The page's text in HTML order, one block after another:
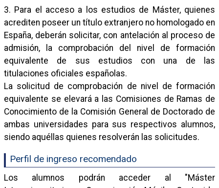
3. Para el acceso a los estudios de Máster, quienes
acrediten poseer un título extranjero no homologado en
España, deberán solicitar, con antelación al proceso de
admisión, la comprobación del nivel de formación
equivalente de sus estudios con una de las
titulaciones oficiales españolas.
La solicitud de comprobación de nivel de formación
equivalente se elevará a las Comisiones de Ramas de
Conocimiento de la Comisión General de Doctorado de
ambas universidades para sus respectivos alumnos,
siendo aquéllas quienes resolverán las solicitudes.
Perfil de ingreso recomendado
Los alumnos podrán acceder al "Máster